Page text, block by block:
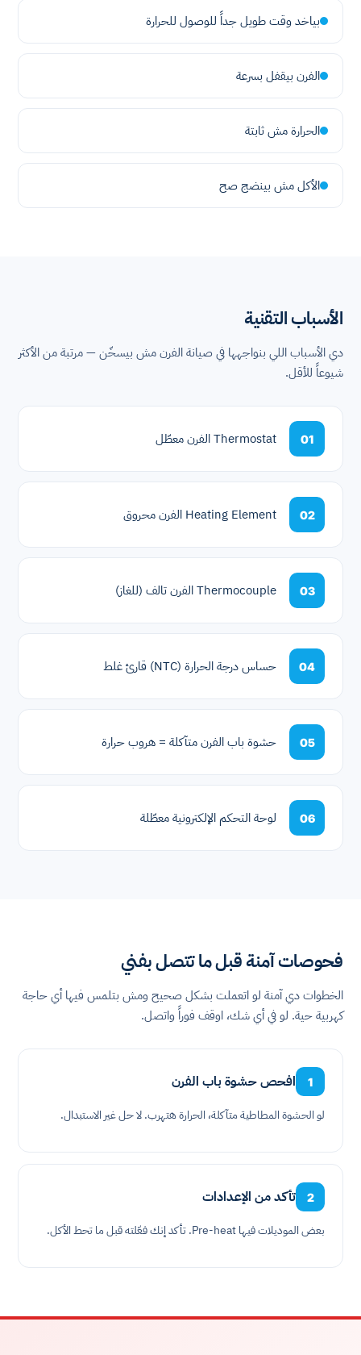
بياخد وقت طويل جداً للوصول للحرارة
الفرن بيقفل بسرعة
الحرارة مش ثابتة
الأكل مش بينضج صح
الأسباب التقنية
دي الأسباب اللي بنواجهها في صيانة الفرن مش بيسخّن — مرتبة من الأكثر
شيوعاً للأقل.
01 Thermostat الفرن معطّل
02 Heating Element الفرن محروق
03 Thermocouple الفرن تالف (للغاز)
04 حساس درجة الحرارة (NTC) قارئ غلط
05 حشوة باب الفرن متآكلة = هروب حرارة
06 لوحة التحكم الإلكترونية معطّلة
فحوصات آمنة قبل ما تتصل بفني
الخطوات دي آمنة لو اتعملت بشكل صحيح ومش بتلمس فيها أي حاجة
كهربية حية. لو في أي شك، اوقف فوراً واتصل.
1 افحص حشوة باب الفرن
لو الحشوة المطاطية متآكلة، الحرارة هتهرب. لا حل غير الاستبدال.
2 تأكد من الإعدادات
بعض الموديلات فيها Pre-heat. تأكد إنك فعّلته قبل ما تحط الأكل.